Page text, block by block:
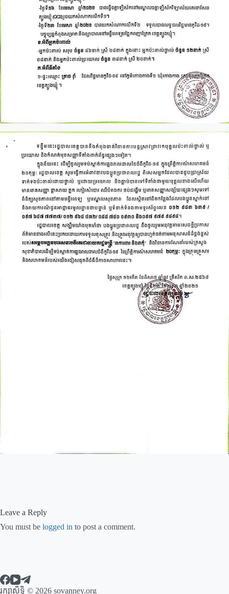
Leave a Reply
You must be logged in to post a comment.
រក្សាសិទ្ធិ © 2026 sovanney.org